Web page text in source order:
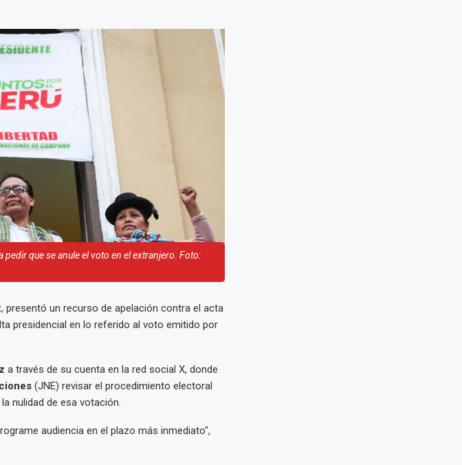
que se anule el voto en el extranjero. Foto:
, presentó un recurso de apelación contra el acta
presidencial en lo referido al voto emitido por
a través de su cuenta en la red social X, donde
(JNE) revisar el procedimiento electoral
nulidad de esa votación.
audiencia en el plazo más inmediato",